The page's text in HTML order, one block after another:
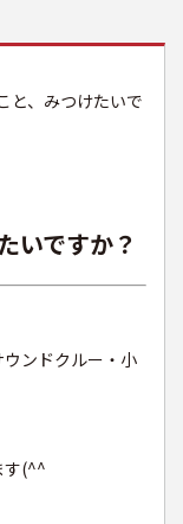
と、みつけたいで
いですか？
ンドクルー・小
す(^^